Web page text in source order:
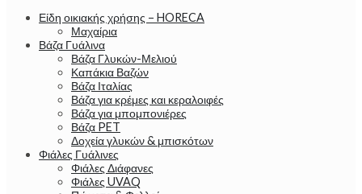
Είδη οικιακής χρήσης – HORECA
Μαχαίρια
Βάζα Γυάλινα
Βάζα Γλυκών-Μελιού
Καπάκια Βαζών
Βάζα Ιταλίας
Βάζα για κρέμες και κεραλοιφές
Βάζα για μπομπονιέρες
Βάζα PET
Δοχεία γλυκών & μπισκότων
Φιάλες Γυάλινες
Φιάλες Διάφανες
Φιάλες UVAQ